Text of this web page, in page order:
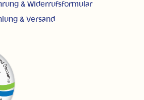
& Widerrufsformular
& Versand